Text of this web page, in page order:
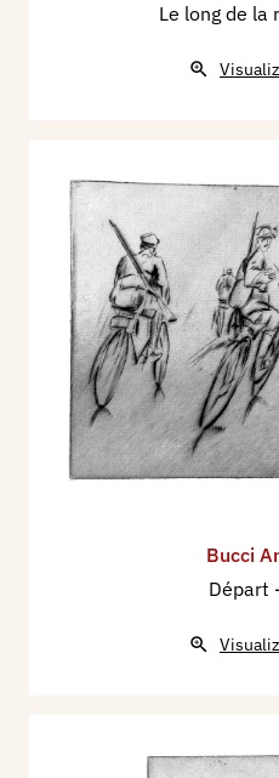
Le long de la
Bucci
Départ